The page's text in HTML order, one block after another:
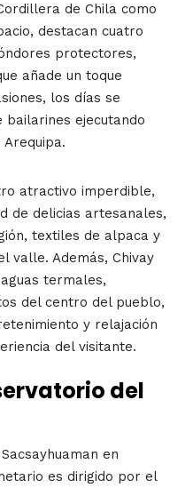
de Chila como
destacan cuatro
protectores,
añade un toque
los días se
bailarines ejecutando
atractivo imperdible,
de delicias artesanales,
textiles de alpaca y
valle. Además, Chivay
termales,
del centro del pueblo,
y relajación
del visitante.
del
en
es dirigido por el